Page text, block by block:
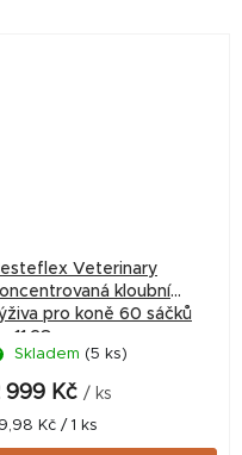
Veterinary
kloubní
pro koně 60 sáčků
11,28g
Skladem (5 ks)
999 Kč / ks
Kč / 1 ks